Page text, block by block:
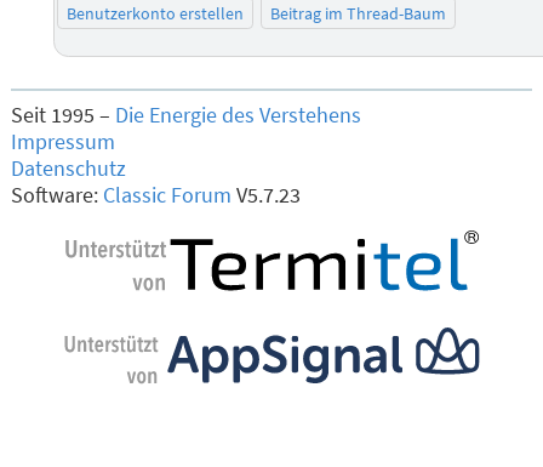
Benutzerkonto erstellen
Beitrag im Thread-Baum
Seit 1995 – Die Energie des Verstehens
Impressum
Datenschutz
Software: Classic Forum V5.7.23